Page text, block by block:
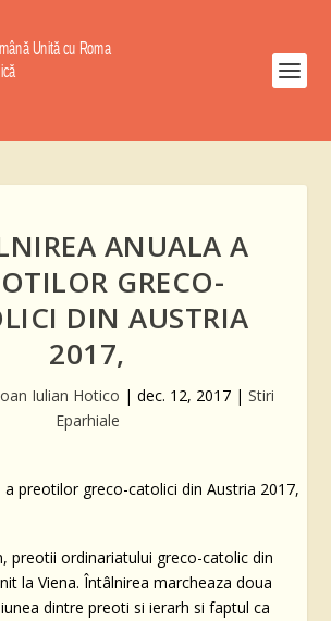
ANUALA A
GRECO-
DIN AUSTRIA
2017,
Iulian Hotico | dec. 12, 2017 | Stiri
Eparhiale
preotii ordinariatului greco-catolic din
la Viena. Întâlnirea marcheaza doua
dintre preoti si ierarh si faptul ca